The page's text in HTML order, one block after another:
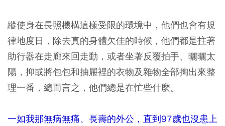
縱使身在長照機構這樣受限的環境中，他們也會有規
律地度日，除去真的身體欠佳的時候，他們都是拄著
助行器在走廊來回走動，或者坐著反覆拍手、曬曬太
陽，抑或將包包和抽屜裡的衣物及雜物全部掏出來整
理一番，總而言之，他們總是在忙些什麼。
一如我那無病無痛、長壽的外公，直到97歲也沒患上